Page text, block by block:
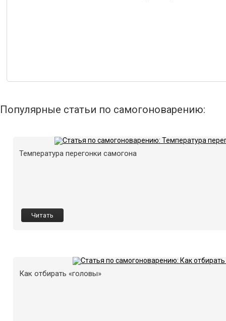
Популярные статьи по самогоноварению:
Температура перегонки самогона
Читать
Как отбирать «головы»